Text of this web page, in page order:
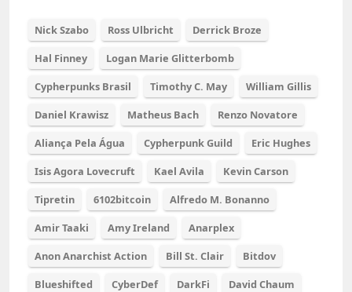
Nick Szabo Ross Ulbricht
Derrick Broze
Hal Finney
Logan Marie Glitterbomb
Cypherpunks Brasil
Timothy C. May
William Gillis
Daniel Krawisz
Matheus Bach
Renzo Novatore
Aliança Pela Água
Cypherpunk Guild
Eric Hughes
Isis Agora Lovecruft
Kael Avila
Kevin Carson
Tipretin
6102bitcoin
Alfredo M. Bonanno
Amir Taaki
Amy Ireland
Anarplex
Anon Anarchist Action
Bill St. Clair
Bitdov
Blueshifted
CyberDef DarkFi
David Chaum